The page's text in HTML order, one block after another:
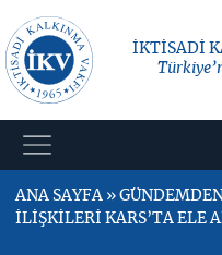
İKTİSADİ
ANA SAYFA »
İLİŞKİLERİ KARS’TA ELE